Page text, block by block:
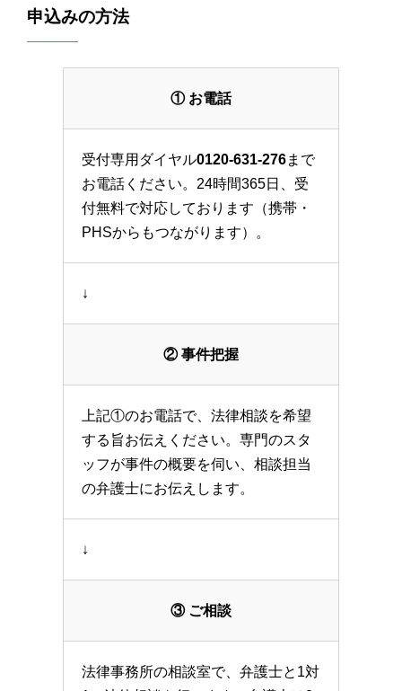
申込みの方法
① お電話
受付専用ダイヤル0120-631-276まで
お電話ください。24時間365日、受
付無料で対応しております（携帯・
PHSからもつながります）。
↓
② 事件把握
上記①のお電話で、法律相談を希望
する旨お伝えください。専門のスタ
ッフが事件の概要を伺い、相談担当
の弁護士にお伝えします。
↓
③ ご相談
法律事務所の相談室で、弁護士と1対